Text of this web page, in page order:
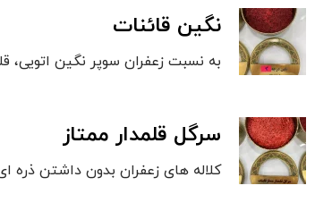
نگین قائنات
به نسبت زعفران سوپر نگین اتویی،
سرگل قلمدار ممتاز
کلاله های زعفران بدون داشتن ذره